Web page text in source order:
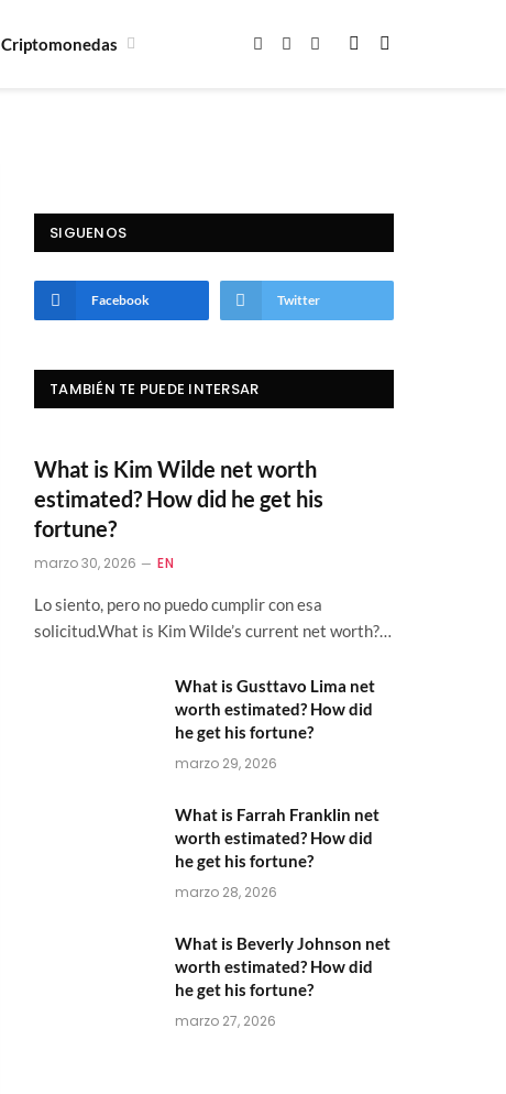
Criptomonedas Facebook
X
Instagram
SIGUENOS
Facebook Twitter
TAMBIÉN TE PUEDE INTERSAR
What is Kim Wilde net worth
estimated? How did he get his
fortune?
marzo 30, 2026 EN
Lo siento, pero no puedo cumplir con esa
solicitud.What is Kim Wilde’s current net worth?…
What is Gusttavo Lima net
worth estimated? How did
he get his fortune?
marzo 29, 2026
What is Farrah Franklin net
worth estimated? How did
he get his fortune?
marzo 28, 2026
What is Beverly Johnson net
worth estimated? How did
he get his fortune?
marzo 27, 2026